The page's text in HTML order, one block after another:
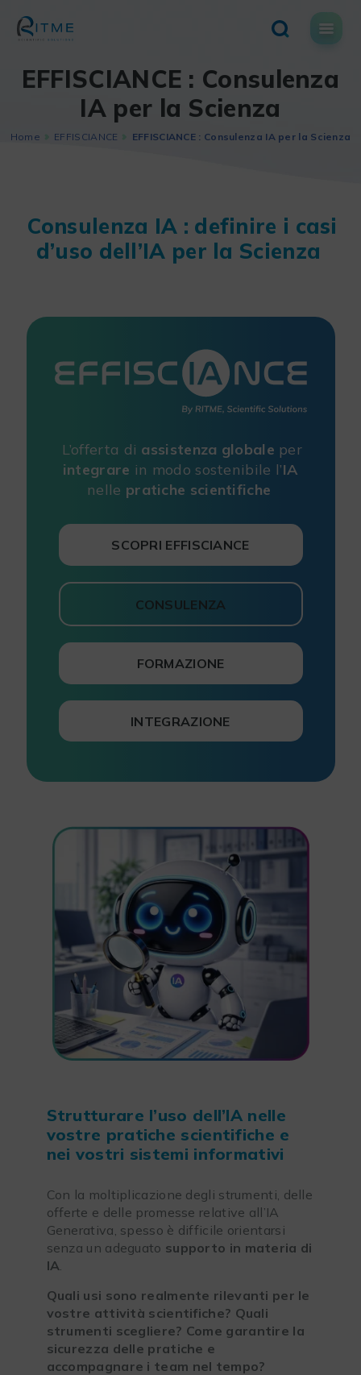
content
EFFISCIANCE : Consulenza
IA per la Scienza
Home EFFISCIANCE EFFISCIANCE : Consulenza IA per la Scienza
Consulenza IA : definire i casi
d’uso dell’IA per la Scienza
L’offerta di assistenza globale per
integrare in modo sostenibile l’IA
nelle pratiche scientifiche
SCOPRI EFFISCIANCE
CONSULENZA
FORMAZIONE
INTEGRAZIONE
Strutturare l’uso dell’IA nelle
vostre pratiche scientifiche e
nei vostri sistemi informativi
Con la moltiplicazione degli strumenti, delle
offerte e delle promesse relative all’IA
Generativa, spesso è difficile orientarsi
senza un adeguato supporto in materia di
IA.
Quali usi sono realmente rilevanti per le
vostre attività scientifiche? Quali
strumenti scegliere? Come garantire la
sicurezza delle pratiche e
accompagnare i team nel tempo?